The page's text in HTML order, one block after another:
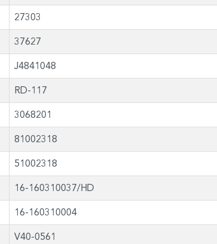
27303
37627
J4841048
RD-117
3068201
81002318
51002318
16-160310037/HD
16-160310004
V40-0561